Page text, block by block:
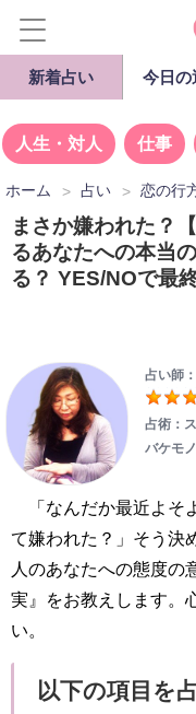
新着占い 今日の
人生・対人 仕事
ホーム 占い 恋の行
まさか嫌われた？
るあなたへの本当
る？ YES/NOで最
占い師：
占術：
バケモ
「なんだか最近よ
て嫌われた？」そう決
人のあなたへの態度
実』をお教えします。
い。
以下の項目を